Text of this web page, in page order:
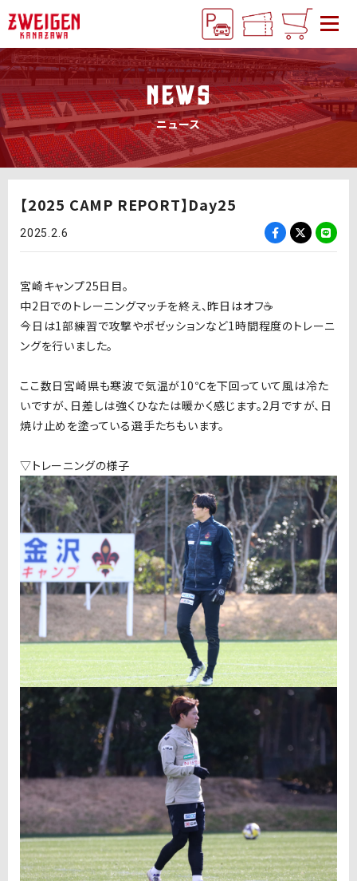
NEWS
ニュース
【2025 CAMP REPORT】Day25
2025.2.6
宮崎キャンプ25日目。
中2日でのトレーニングマッチを終え、昨日はオフ☕️
今日は1部練習で攻撃やポゼッションなど1時間程度のトレーニ
ングを行いました。
ここ数日宮崎県も寒波で気温が10℃を下回っていて風は冷た
いですが、日差しは強くひなたは暖かく感じます。2月ですが、日
焼け止めを塗っている選手たちもいます。
▽トレーニングの様子